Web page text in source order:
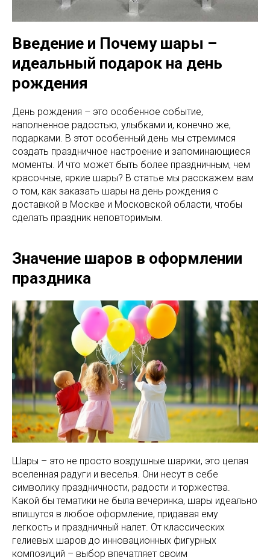
Введение и Почему шары –
идеальный подарок на день
рождения
День рождения – это особенное событие,
наполненное радостью, улыбками и, конечно же,
подарками. В этот особенный день мы стремимся
создать праздничное настроение и запоминающиеся
моменты. И что может быть более праздничным, чем
красочные, яркие шары? В статье мы расскажем вам
о том, как заказать шары на день рождения с
доставкой в Москве и Московской области, чтобы
сделать праздник неповторимым.
Значение шаров в оформлении
праздника
Шары – это не просто воздушные шарики, это целая
вселенная радуги и веселья. Они несут в себе
символику праздничности, радости и торжества.
Какой бы тематики не была вечеринка, шары идеально
впишутся в любое оформление, придавая ему
легкость и праздничный налет. От классических
гелиевых шаров до инновационных фигурных
композиций – выбор впечатляет своим